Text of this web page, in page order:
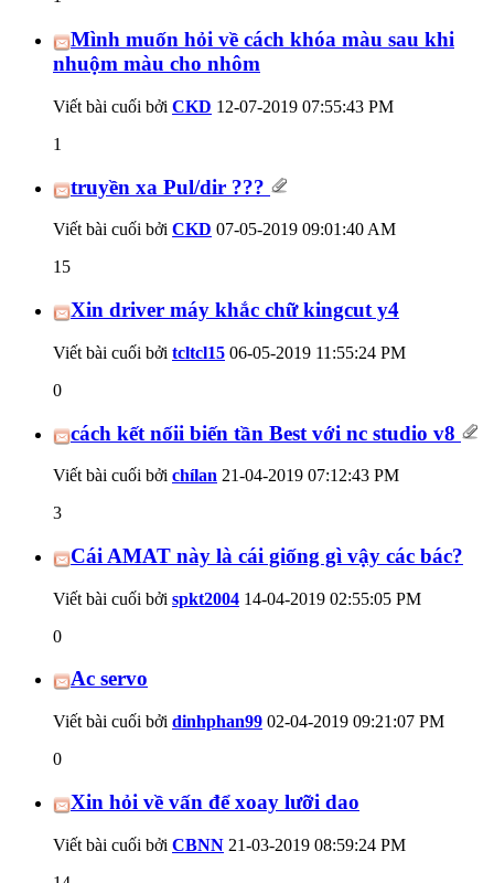
Mình muốn hỏi về cách khóa màu sau khi
nhuộm màu cho nhôm
Viết bài cuối bởi CKD 12-07-2019 07:55:43 PM
1
truyền xa Pul/dir ???
Viết bài cuối bởi CKD 07-05-2019 09:01:40 AM
15
Xin driver máy khắc chữ kingcut y4
Viết bài cuối bởi tcltcl15 06-05-2019 11:55:24 PM
0
cách kết nốii biến tần Best với nc studio v8
Viết bài cuối bởi chílan 21-04-2019 07:12:43 PM
3
Cái AMAT này là cái giống gì vậy các bác?
Viết bài cuối bởi spkt2004 14-04-2019 02:55:05 PM
0
Ac servo
Viết bài cuối bởi dinhphan99 02-04-2019 09:21:07 PM
0
Xin hỏi về vấn để xoay lưỡi dao
Viết bài cuối bởi CBNN 21-03-2019 08:59:24 PM